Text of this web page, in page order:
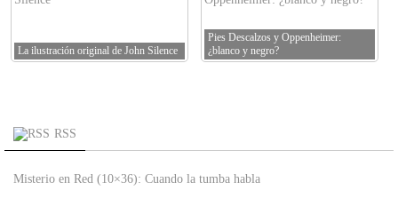
La ilustración original de John Silence
Pies Descalzos y Oppenheimer:
¿blanco y negro?
RSS
Misterio en Red (10×36): Cuando la tumba habla